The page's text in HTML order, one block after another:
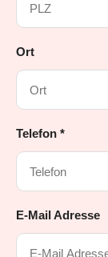
Ort
Telefon *
E-Mail Adresse